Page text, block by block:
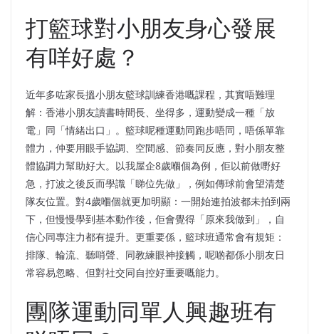
打籃球對小朋友身心發展
有咩好處？
近年多咗家長搵小朋友籃球訓練香港嘅課程，其實唔難理
解：香港小朋友讀書時間長、坐得多，運動變成一種「放
電」同「情緒出口」。籃球呢種運動同跑步唔同，唔係單靠
體力，仲要用眼手協調、空間感、節奏同反應，對小朋友整
體協調力幫助好大。以我屋企8歲嗰個為例，佢以前做嘢好
急，打波之後反而學識「睇位先做」，例如傳球前會望清楚
隊友位置。對4歲嗰個就更加明顯：一開始連拍波都未拍到兩
下，但慢慢學到基本動作後，佢會覺得「原來我做到」，自
信心同專注力都有提升。更重要係，籃球班通常會有規矩：
排隊、輪流、聽哨聲、同教練眼神接觸，呢啲都係小朋友日
常容易忽略、但對社交同自控好重要嘅能力。
團隊運動同單人興趣班有